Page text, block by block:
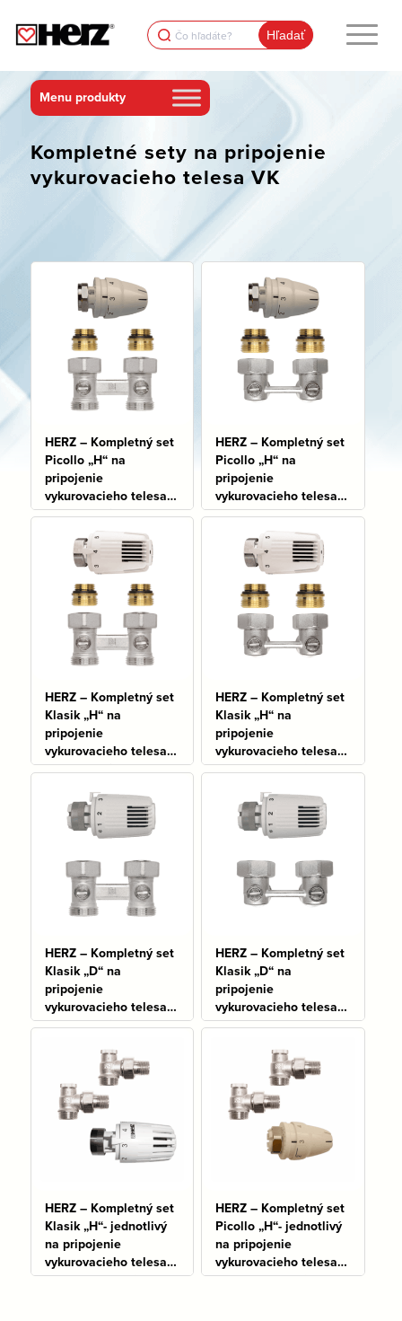
Search
for:
Kompletné sety na pripojenie
vykurovacieho telesa VK
HERZ – Kompletný set
Picollo „H“ na
pripojenie
vykurovacieho telesa
typu VK, priamy
Na sklade: 883 ks
HERZ – Kompletný set
Picollo „H“ na
pripojenie
vykurovacieho telesa
typu VK, rohový
Na sklade: 1804 ks
HERZ – Kompletný set
Klasik „H“ na
pripojenie
vykurovacieho telesa
typu VK, priamy
HERZ – Kompletný set
Klasik „H“ na
pripojenie
vykurovacieho telesa
typu VK, rohový
HERZ – Kompletný set
Klasik „D“ na
pripojenie
vykurovacieho telesa
typu VK, priamy
HERZ – Kompletný set
Klasik „D“ na
pripojenie
vykurovacieho telesa
typu VK, rohový
HERZ – Kompletný set
Klasik „H“- jednotlivý
na pripojenie
vykurovacieho telesa
typu VK, rohový
HERZ – Kompletný set
Picollo „H“- jednotlivý
na pripojenie
vykurovacieho telesa
typu VK, rohový